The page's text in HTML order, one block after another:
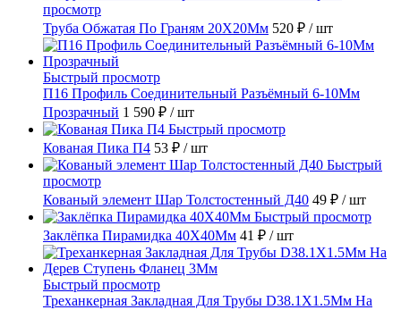
просмотр
Труба Обжатая По Граням 20X20Мм 520 ₽ / шт
Быстрый просмотр
П16 Профиль Соединительный Разъёмный 6-10Мм
Прозрачный 1 590 ₽ / шт
Быстрый просмотр
Кованая Пика П4 53 ₽ / шт
Быстрый
просмотр
Кованый элемент Шар Толстостенный Д40 49 ₽ / шт
Быстрый просмотр
Заклёпка Пирамидка 40X40Мм 41 ₽ / шт
Быстрый просмотр
Треханкерная Закладная Для Трубы D38.1Х1.5Мм На